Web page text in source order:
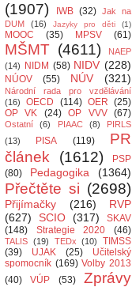
(1907)
IWB (32) Jak na
DUM
(16) Jazyky pro děti (1)
MOOC (35) MPSV (61)
MŠMT (4611)
NAEP
(14)
NIDM (58) NIDV (228)
NÚOV (55) NÚV (321)
Národní rada pro vzdělávání
(16)
OECD (114) OER (25)
OP VK
(24) OP VVV (67)
Ostatní (6) PIAAC (8)
PIRLS
(13)
PISA (119)
PR
článek
(1612)
PSP
(80)
Pedagogika (1364)
Přečtěte si (2698)
Přijímačky (216)
RVP
(627)
SCIO (317)
SKAV
(148)
Strategie 2020 (46)
TALIS (19) TEDx (10)
TIMSS
(39)
UJAK (25)
Učitelský
spomocník (169) Volby 2013
(40)
VÚP (53)
Zprávy